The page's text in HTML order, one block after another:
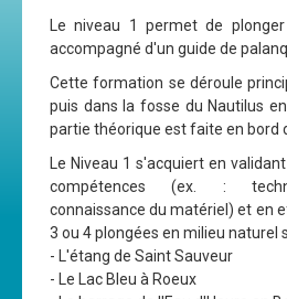
Le comité directeur
Apnée
Plongée adultes
Adhérer
Le niveau 1 permet de
accompagné d'un guide de
Cette formation se déroule
puis dans la fosse du Nautilus
partie théorique est faite en bord
Le Niveau 1 s'acquiert en
compétences (ex. :
connaissance du matériel) et en
3 ou 4 plongées en milieu naturel
- L'étang de Saint Sauveur
- Le Lac Bleu à Roeux